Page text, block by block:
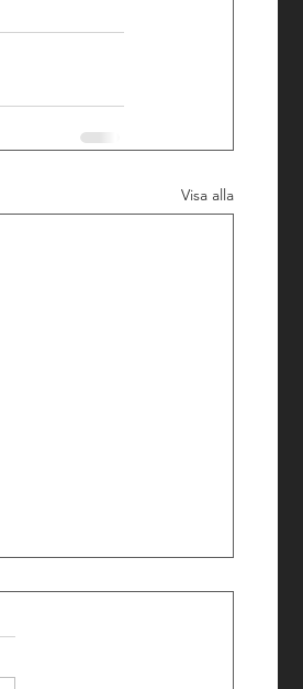
Visa alla